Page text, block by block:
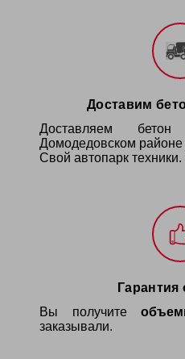
Доставим
Доставляем
Домодедовском районе
Свой автопарк техники.
Вы получите
заказывали.